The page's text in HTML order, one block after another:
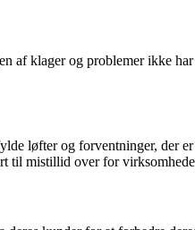
klager og problemer ikke
løfter og forventninger, der
til mistillid over for